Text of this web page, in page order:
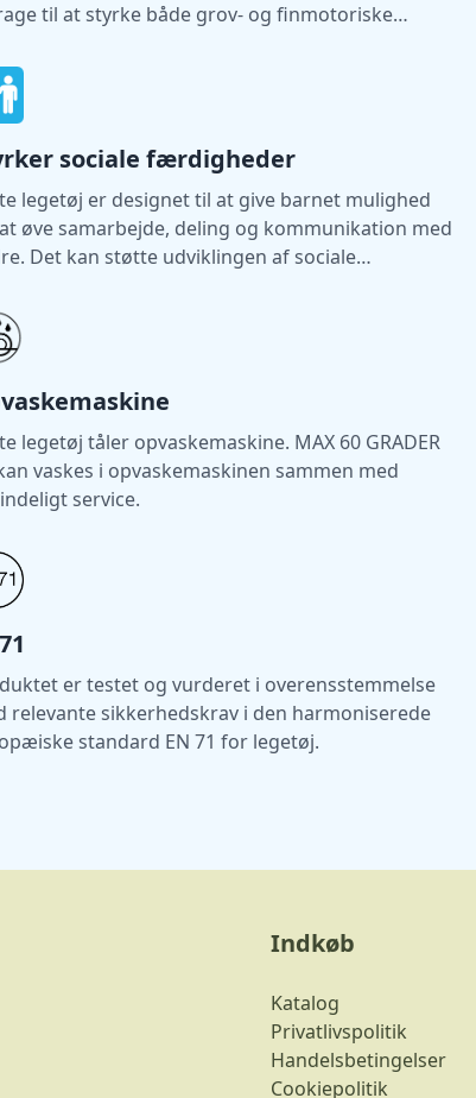
til at styrke både grov- og finmotoriske
sociale færdigheder
legetøj er designet til at give barnet mulighed
øve samarbejde, deling og kommunikation med
Det kan støtte udviklingen af sociale
tåler opvaskemaskine. MAX 60 GRADER
vaskes i opvaskemaskinen sammen med
service.
er testet og vurderet i overensstemmelse
relevante sikkerhedskrav i den harmoniserede
standard EN 71 for legetøj.
Indkøb
Katalog
Privatlivspolitik
Handelsbetingelser
Cookiepolitik